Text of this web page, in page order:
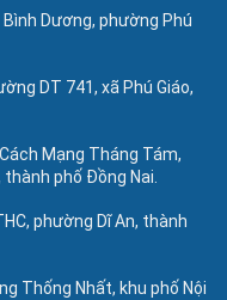
Bình Dương, phường Phú
DT 741, xã Phú Giáo,
Mạng Tháng Tám,
phố Đồng Nai.
phường Dĩ An, thành
Thống Nhất, khu phố Nội